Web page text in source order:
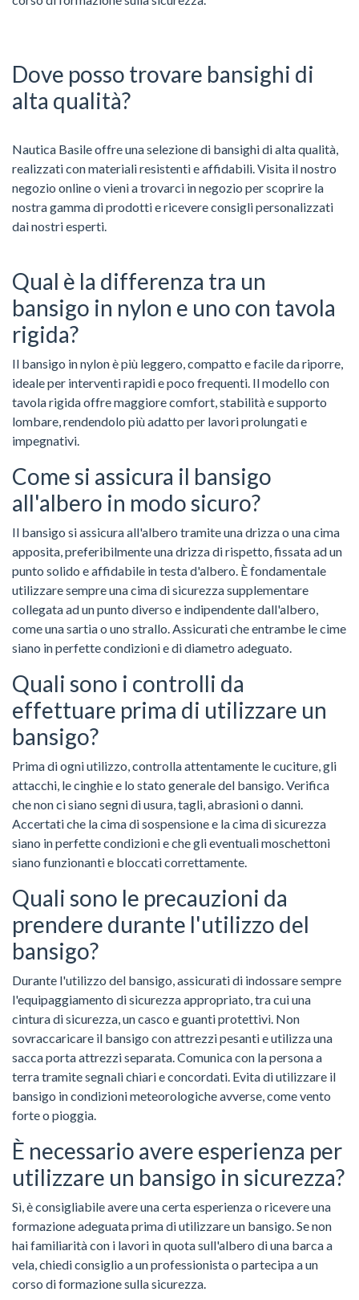
Dove posso trovare bansighi di
alta qualità?
Nautica Basile offre una selezione di bansighi di alta qualità,
realizzati con materiali resistenti e affidabili. Visita il nostro
negozio online o vieni a trovarci in negozio per scoprire la
nostra gamma di prodotti e ricevere consigli personalizzati
dai nostri esperti.
Qual è la differenza tra un
bansigo in nylon e uno con tavola
rigida?
Il bansigo in nylon è più leggero, compatto e facile da riporre,
ideale per interventi rapidi e poco frequenti. Il modello con
tavola rigida offre maggiore comfort, stabilità e supporto
lombare, rendendolo più adatto per lavori prolungati e
impegnativi.
Come si assicura il bansigo
all'albero in modo sicuro?
Il bansigo si assicura all'albero tramite una drizza o una cima
apposita, preferibilmente una drizza di rispetto, fissata ad un
punto solido e affidabile in testa d'albero. È fondamentale
utilizzare sempre una cima di sicurezza supplementare
collegata ad un punto diverso e indipendente dall'albero,
come una sartia o uno strallo. Assicurati che entrambe le cime
siano in perfette condizioni e di diametro adeguato.
Quali sono i controlli da
effettuare prima di utilizzare un
bansigo?
Prima di ogni utilizzo, controlla attentamente le cuciture, gli
attacchi, le cinghie e lo stato generale del bansigo. Verifica
che non ci siano segni di usura, tagli, abrasioni o danni.
Accertati che la cima di sospensione e la cima di sicurezza
siano in perfette condizioni e che gli eventuali moschettoni
siano funzionanti e bloccati correttamente.
Quali sono le precauzioni da
prendere durante l'utilizzo del
bansigo?
Durante l'utilizzo del bansigo, assicurati di indossare sempre
l'equipaggiamento di sicurezza appropriato, tra cui una
cintura di sicurezza, un casco e guanti protettivi. Non
sovraccaricare il bansigo con attrezzi pesanti e utilizza una
sacca porta attrezzi separata. Comunica con la persona a
terra tramite segnali chiari e concordati. Evita di utilizzare il
bansigo in condizioni meteorologiche avverse, come vento
forte o pioggia.
È necessario avere esperienza per
utilizzare un bansigo in sicurezza?
Sì, è consigliabile avere una certa esperienza o ricevere una
formazione adeguata prima di utilizzare un bansigo. Se non
hai familiarità con i lavori in quota sull'albero di una barca a
vela, chiedi consiglio a un professionista o partecipa a un
corso di formazione sulla sicurezza.